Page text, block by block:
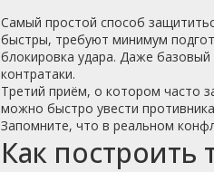
Самый простой способ
быстры, требуют минимум
блокировка удара. Даже базовый
контратаки.
Третий приём, о котором часто
можно быстро увести
Запомните, что в реальном
Как